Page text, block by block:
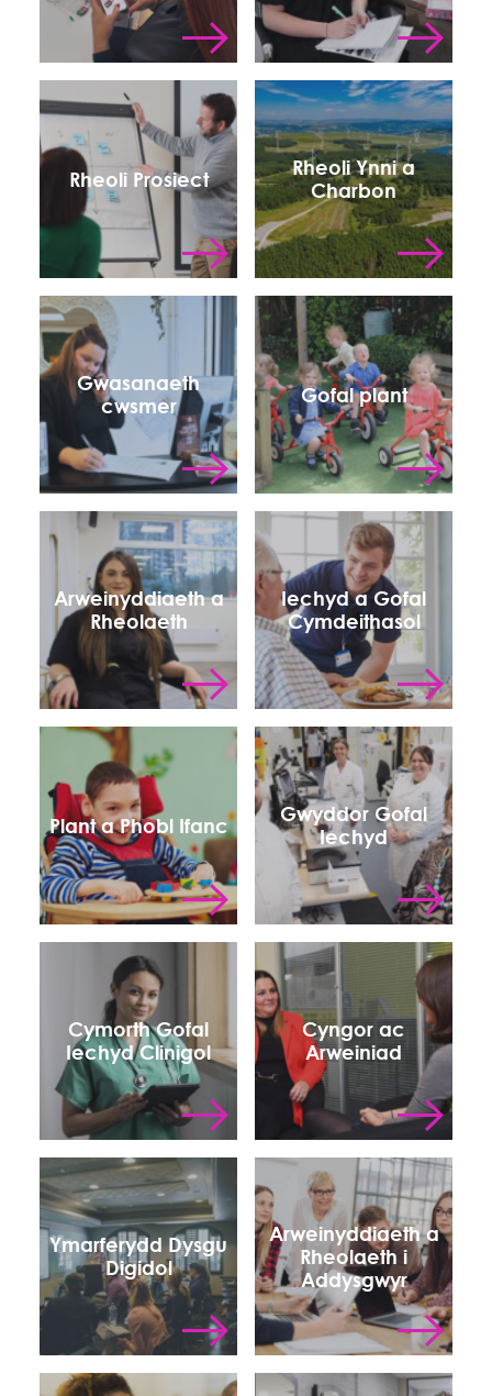
Rheoli Prosiect
Rheoli Ynni a
Charbon
Gwasanaeth
cwsmer
Gofal plant
Arweinyddiaeth a
Rheolaeth
Iechyd a Gofal
Cymdeithasol
Plant a Phobl Ifanc
Gwyddor Gofal
Iechyd
Cymorth Gofal
Iechyd Clinigol
Cyngor ac
Arweiniad
Ymarferydd Dysgu
Digidol
Arweinyddiaeth a
Rheolaeth i
Addysgwyr